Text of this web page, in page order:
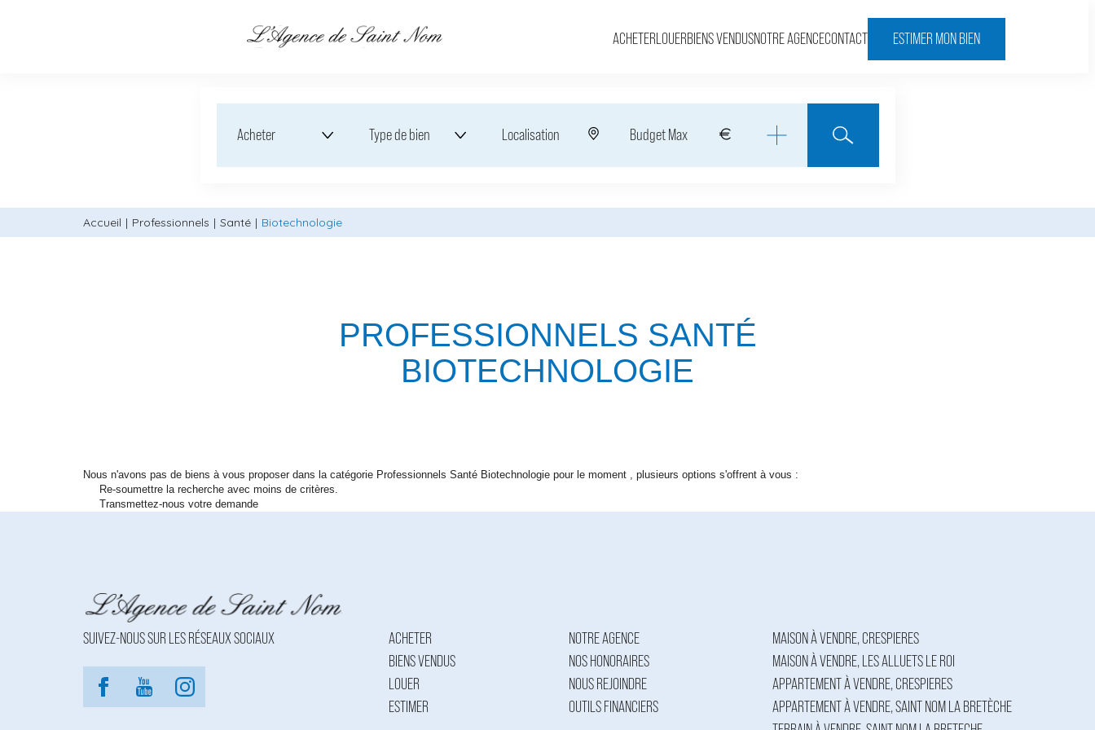
ACHETERLOUERBIENS VENDUSNOTRE AGENCECONTACT ESTIMER MON BIEN
Acheter Type de bien Localisation
Accueil Professionnels Santé Biotechnologie
PROFESSIONNELS SANTÉ
BIOTECHNOLOGIE
Nous n'avons pas de biens à vous proposer dans la catégorie Professionnels Santé Biotechnologie pour le moment , plusieurs options s'offrent à vous :
Re-soumettre la recherche avec moins de critères.
Transmettez-nous votre demande
SUIVEZ-NOUS SUR LES RÉSEAUX SOCIAUX
ACHETER
BIENS VENDUS
LOUER
ESTIMER
NOTRE AGENCE
NOS HONORAIRES
NOUS REJOINDRE
OUTILS FINANCIERS
MAISON À VENDRE, CRESPIERES
MAISON À VENDRE, LES ALLUETS LE ROI
APPARTEMENT À VENDRE, CRESPIERES
APPARTEMENT À VENDRE, SAINT NOM LA BRETÈCHE